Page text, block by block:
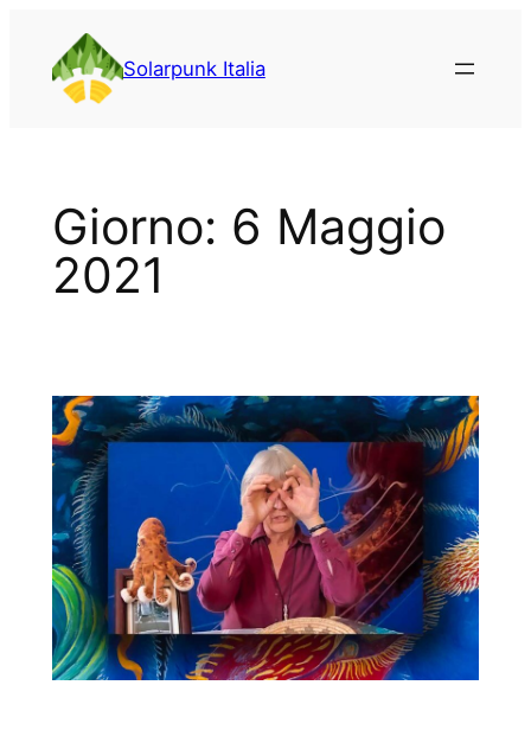
contenuto
Solarpunk Italia
Giorno: 6 Maggio
2021